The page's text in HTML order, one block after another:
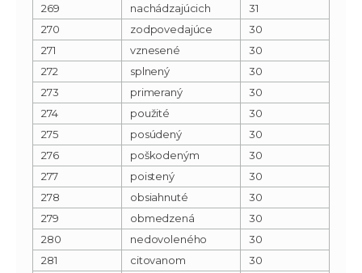
269
nachádzajúcich
31
270
zodpovedajúce
30
271
vznesené
30
272
splnený
30
273
primeraný
30
274
použité
30
275
posúdený
30
276
poškodeným
30
277
poistený
30
278
obsiahnuté
30
279
obmedzená
30
280
nedovoleného
30
281
citovanom
30